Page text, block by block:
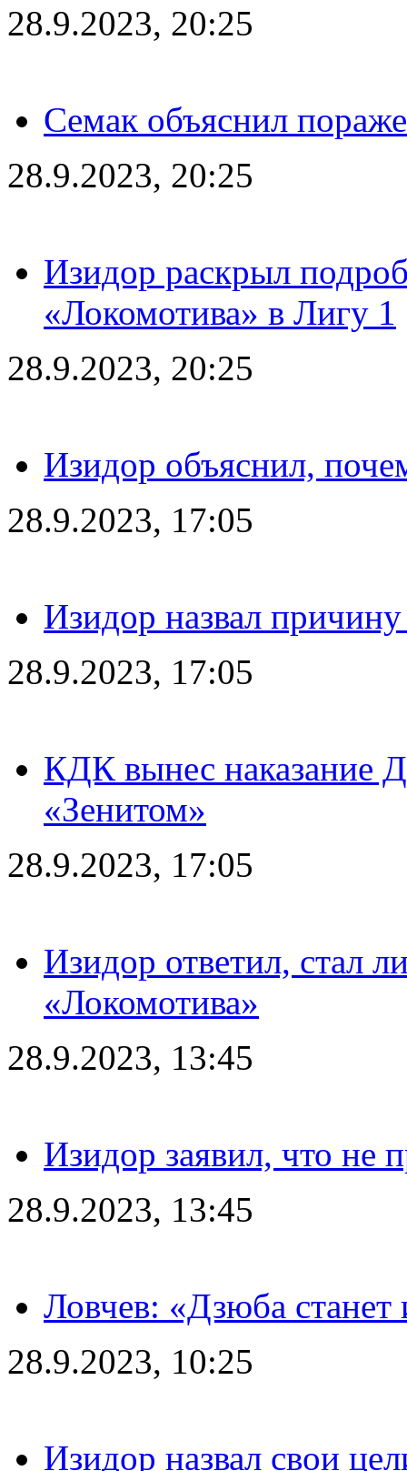
28.9.2023, 20:25
Семак объяснил
28.9.2023, 20:25
Изидор раскрыл
«Локомотива» в Лигу 1
28.9.2023, 20:25
Изидор объяснил,
28.9.2023, 17:05
Изидор назвал
28.9.2023, 17:05
КДК вынес наказание
«Зенитом»
28.9.2023, 17:05
Изидор ответил, стал
«Локомотива»
28.9.2023, 13:45
Изидор заявил, что не
28.9.2023, 13:45
Ловчев: «Дзюба станет
28.9.2023, 10:25
Изидор назвал свои